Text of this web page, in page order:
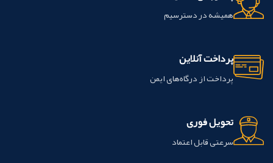
همیشه در دسترسیم
پرداخت آنلاین
پرداخت از درگاه‌های ایمن
تحویل فوری
سرعتی قابل اعتماد